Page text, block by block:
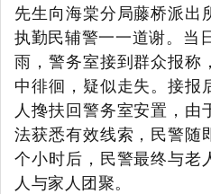
先生向海棠分局藤桥派出
执勤民辅警一一道谢。当
雨，警务室接到群众报称
中徘徊，疑似走失。接报
人搀扶回警务室安置，
法获悉有效线索，民警随
个小时后，民警最终与老
人与家人团聚。